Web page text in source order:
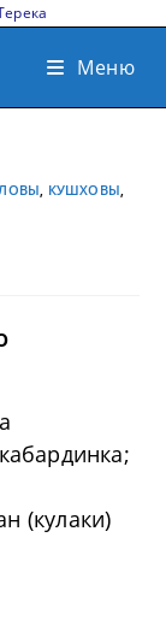
Меню
, КУШХОВЫ,
(кулаки)